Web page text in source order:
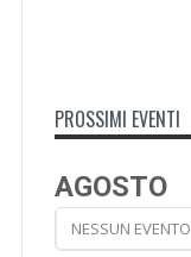
PROSSIMI EVENTI
AGOSTO
NESSUN EVENTO